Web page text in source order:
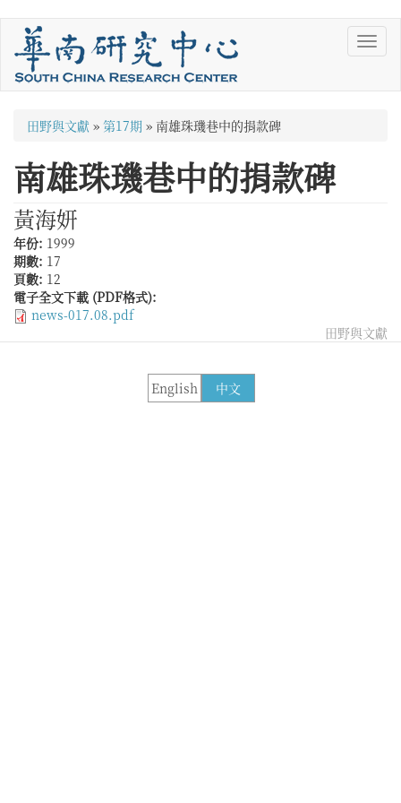
您
在
這
裡
田野與文獻 » 第17期 » 南雄珠璣巷中的捐款碑
南雄珠璣巷中的捐款碑
黃海妍
年份: 1999
期數: 17
頁數: 12
電子全文下載 (PDF格式):
news-017.08.pdf
田野與文獻
中文
English